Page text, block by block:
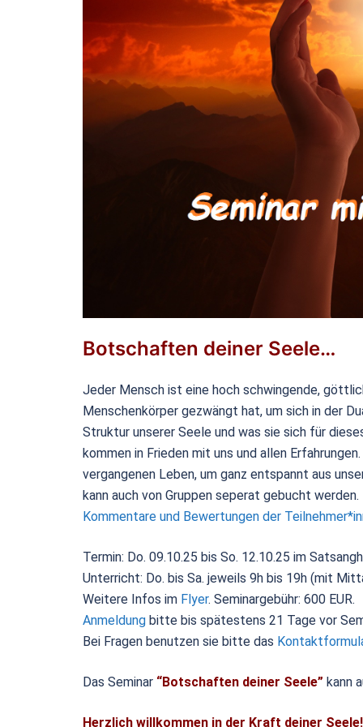
Botschaften deiner Seele…
Jeder Mensch ist eine hoch schwingende,
Menschenkörper gezwängt hat, um sich in der
Struktur unserer Seele und was sie sich für
kommen in Frieden mit uns und allen
vergangenen Leben, um ganz entspannt aus
kann auch von Gruppen seperat gebucht werden.
Kommentare und Bewertungen der
Termin: Do. 09.10.25 bis So. 12.10.25 im
Unterricht: Do. bis Sa. jeweils 9h bis 19h (mit
Weitere Infos im Flyer. Seminargebühr: 600 EUR.
Anmeldung bitte bis spätestens 21 Tage vor
Bei Fragen benutzen sie bitte das
Das Seminar “Botschaften deiner Seele” kann
Herzlich willkommen in der Kraft deiner Seele!